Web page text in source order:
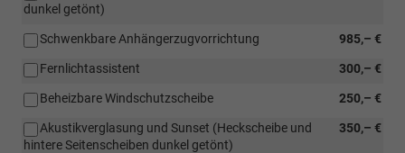
dunkel getönt)
985,– €
Schwenkbare Anhängerzugvorrichtung
300,– €
Fernlichtassistent
250,– €
Beheizbare Windschutzscheibe
350,– €
Akustikverglasung und Sunset (Heckscheibe und
hintere Seitenscheiben dunkel getönt)